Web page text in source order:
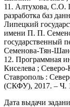
11. Алтухова, С.О.
разработка баз
Липецкий
имени П. П.
государственный
Семенова-Тян-
12. Программная
Киселева ; Северо-
Ставрополь :
(СКФУ), 2017. – Ч.
Дата выдачи